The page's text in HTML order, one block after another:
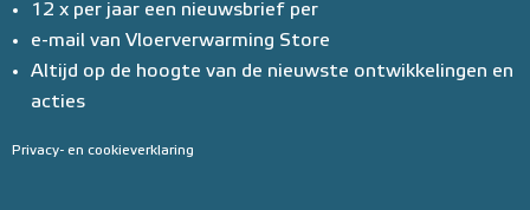
12 x per jaar een nieuwsbrief per
e-mail van Vloerverwarming Store
Altijd op de hoogte van de nieuwste ontwikkelingen en
acties
Privacy- en cookieverklaring